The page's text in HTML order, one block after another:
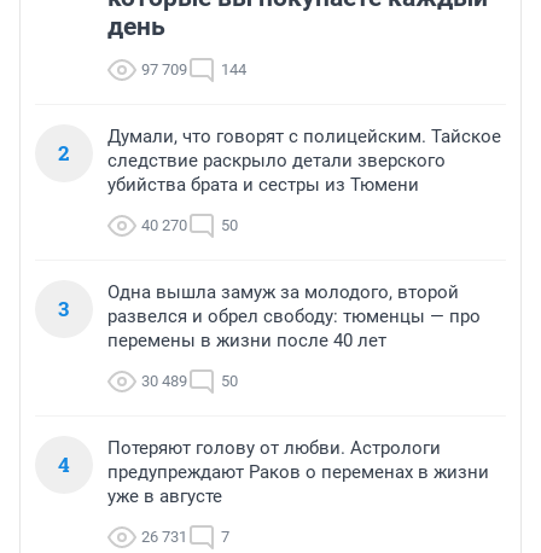
день
97 709 144
2
Думали, что говорят с полицейским. Тайское
следствие раскрыло детали зверского
убийства брата и сестры из Тюмени
40 270 50
3
Одна вышла замуж за молодого, второй
развелся и обрел свободу: тюменцы — про
перемены в жизни после 40 лет
30 489 50
4
Потеряют голову от любви. Астрологи
предупреждают Раков о переменах в жизни
уже в августе
26 731 7